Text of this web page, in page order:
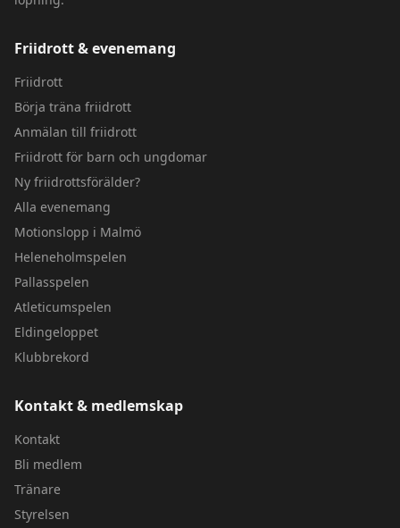
Friidrott & evenemang
Friidrott
Börja träna friidrott
Anmälan till friidrott
Friidrott för barn och ungdomar
Ny friidrottsförälder?
Alla evenemang
Motionslopp i Malmö
Heleneholmspelen
Pallasspelen
Atleticumspelen
Eldingeloppet
Klubbrekord
Kontakt & medlemskap
Kontakt
Bli medlem
Tränare
Styrelsen